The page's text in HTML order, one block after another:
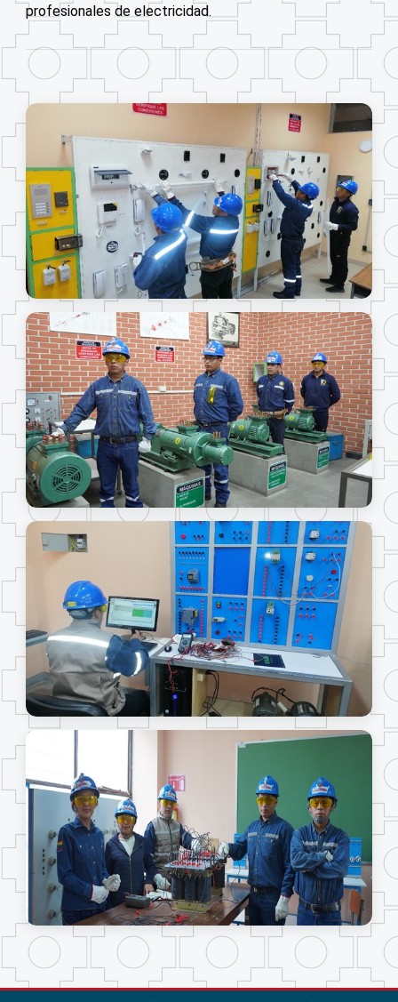
profesionales de electricidad.